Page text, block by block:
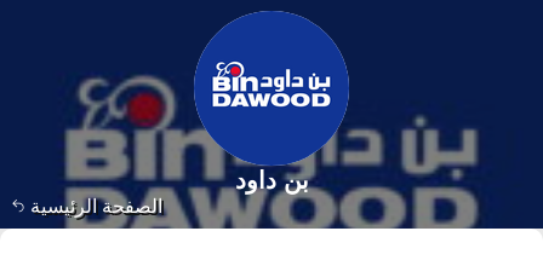
الصفحة الرئيسية
بن داود